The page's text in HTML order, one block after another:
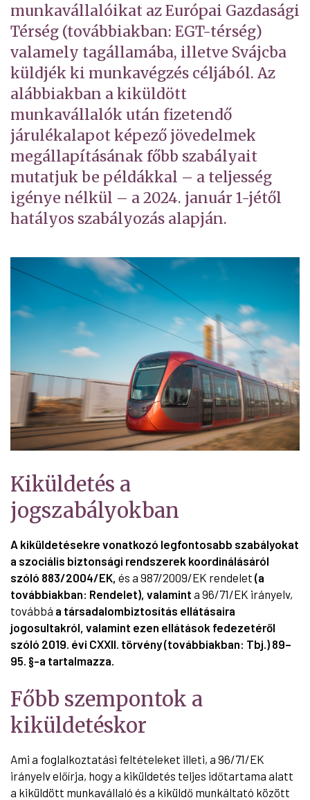
munkavállalóikat az Európai Gazdasági
Térség (továbbiakban: EGT-térség)
valamely tagállamába, illetve Svájcba
küldjék ki munkavégzés céljából. Az
alábbiakban a kiküldött
munkavállalók után fizetendő
járulékalapot képező jövedelmek
megállapításának főbb szabályait
mutatjuk be példákkal – a teljesség
igénye nélkül – a 2024. január 1-jétől
hatályos szabályozás alapján.
Kiküldetés a
jogszabályokban
A kiküldetésekre vonatkozó legfontosabb szabályokat
a szociális biztonsági rendszerek koordinálásáról
szóló 883/2004/EK, és a 987/2009/EK rendelet (a
továbbiakban: Rendelet), valamint a 96/71/EK irányelv,
továbbá a társadalombiztosítás ellátásaira
jogosultakról, valamint ezen ellátások fedezetéről
szóló 2019. évi CXXII. törvény (továbbiakban: Tbj.) 89–
95. §-a tartalmazza.
Főbb szempontok a
kiküldetéskor
Ami a foglalkoztatási feltételeket illeti, a 96/71/EK
irányelv előírja, hogy a kiküldetés teljes időtartama alatt
a kiküldött munkavállaló és a kiküldő munkáltató között